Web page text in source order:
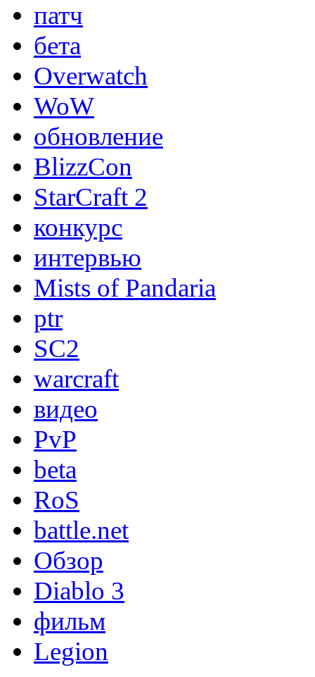
патч
бета
Overwatch
WoW
обновление
BlizzCon
StarCraft 2
конкурс
интервью
Mists of Pandaria
ptr
SC2
warcraft
видео
PvP
beta
RoS
battle.net
Обзор
Diablo 3
фильм
Legion